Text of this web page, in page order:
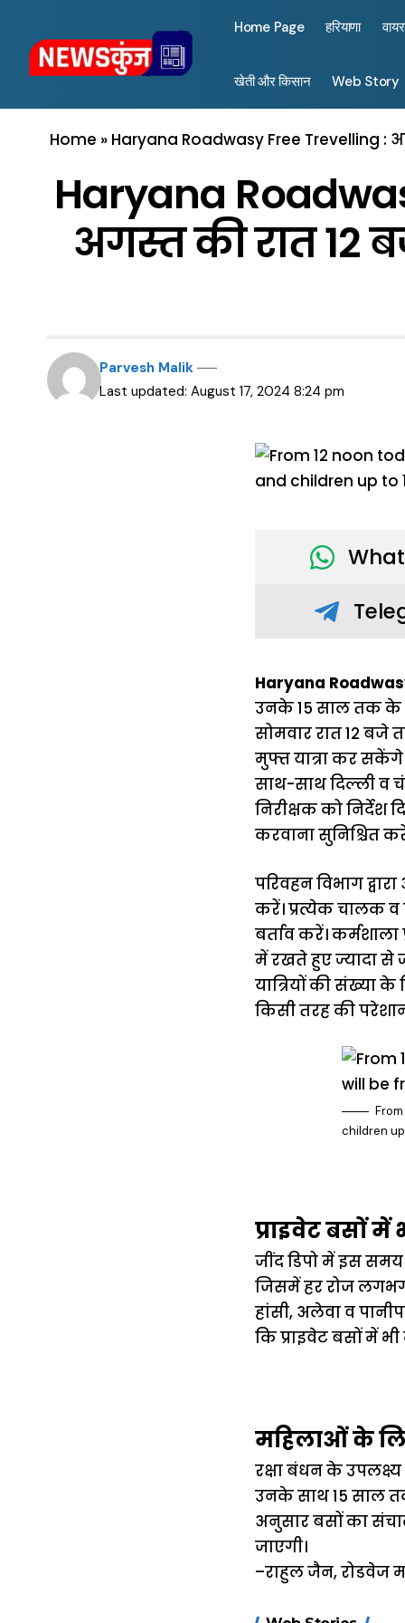
Home Page हरियाणा
खेती और किसान Web Story
Home » Haryana Roadwasy Free Trevelling :
Haryana
अगस्त की रात 12
Last updated: August 17, 2024 8:24 pm
Parvesh Malik
Haryana
उनके 15 साल तक के
सोमवार रात 12
मुफ्त यात्रा कर
साथ-साथ दिल्ली व
निरीक्षक को निर्देश
करवाना सुनिश्चित
परिवहन विभाग
करें। प्रत्येक चालक व
बर्ताव करें।
में रखते हुए ज्यादा से
यात्रियों की संख्या
किसी तरह की
children
प्राइवेट बसों में
जींद डिपो में इस
जिसमें हर रोज लगभग
हांसी, अलेवा व
कि प्राइवेट बसों में
महिलाओं के
रक्षा बंधन के
उनके साथ 15 साल
अनुसार बसों का
जाएगी।
–राहुल जैन, रोडवेज